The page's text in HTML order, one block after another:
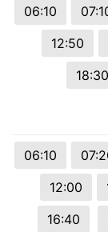
06:10
12:50
18:30
06:10
12:00
16:40